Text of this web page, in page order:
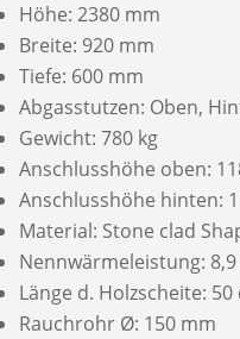
Höhe: 2380 mm
Breite: 920 mm
Tiefe: 600 mm
Abgasstutzen: Oben,
Gewicht: 780 kg
Anschlusshöhe oben:
Anschlusshöhe hinten:
Material: Stone clad
Nennwärmeleistung: 8,9
Länge d. Holzscheite: 50
Rauchrohr Ø: 150 mm